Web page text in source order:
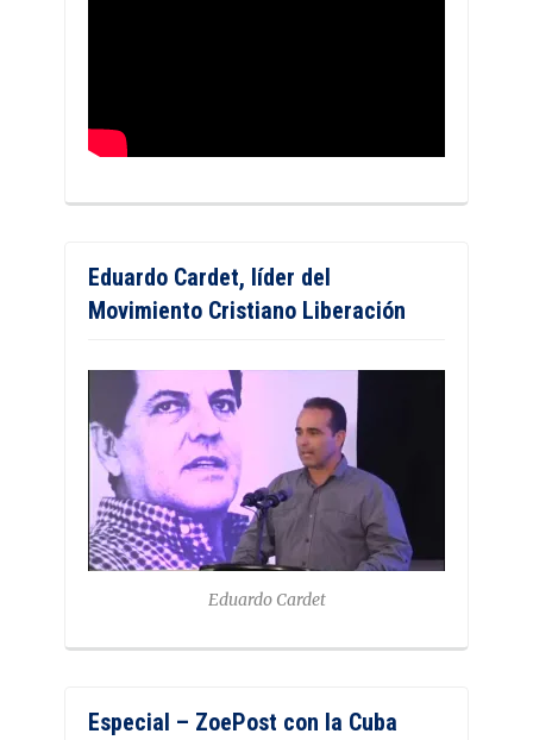
Eduardo Cardet, líder del
Movimiento Cristiano Liberación
Eduardo Cardet
Especial – ZoePost con la Cuba